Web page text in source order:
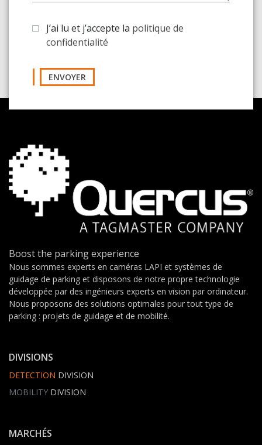
J’ai lu et j’accepte la politique de
confidentialité
ENVOYER
Boost the parking experience
Nous sommes experts en caméras LAPI et systèmes de
guidage de parking et disposons de notre propre technologie
développée par des ingénieurs experts en vision par ordinateur.
Nous proposons des solutions optimales pour tout type de
parking : projets de guidage et de mobilité.
DIVISIONS
DETECTION DIVISION
MOBILITY DIVISION
MARCHÉS